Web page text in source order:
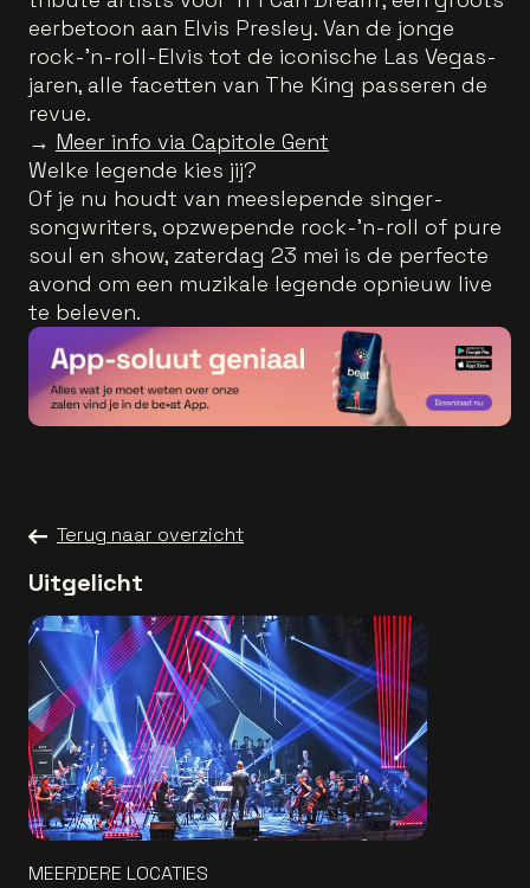
eerbetoon aan Elvis Presley. Van de jonge
rock-’n-roll-Elvis tot de iconische Las Vegas-
jaren, alle facetten van The King passeren de
revue.
→ Meer info via Capitole Gent
Welke legende kies jij?
Of je nu houdt van meeslepende singer-
songwriters, opzwepende rock-’n-roll of pure
soul en show, zaterdag 23 mei is de perfecte
avond om een muzikale legende opnieuw live
te beleven.
Terug naar overzicht
Uitgelicht
MEERDERE LOCATIES